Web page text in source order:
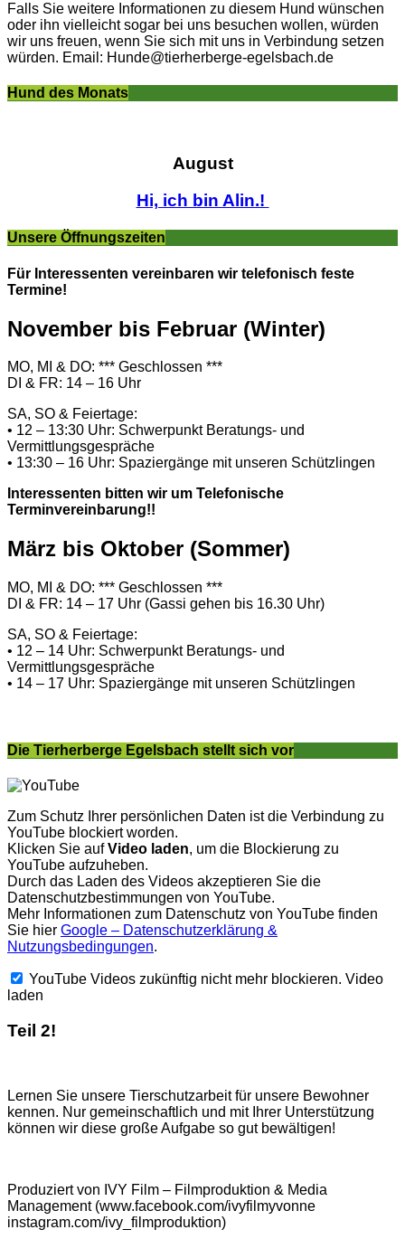
Falls Sie weitere Informationen zu diesem Hund wünschen
oder ihn vielleicht sogar bei uns besuchen wollen, würden
wir uns freuen, wenn Sie sich mit uns in Verbindung setzen
würden. Email: Hunde@tierherberge-egelsbach.de
Hund des Monats
August
Hi, ich bin Alin.!
Unsere Öffnungszeiten
Für Interessenten vereinbaren wir telefonisch feste
Termine!
November bis Februar (Winter)
MO, MI & DO: *** Geschlossen ***
DI & FR: 14 – 16 Uhr
SA, SO & Feiertage:
• 12 – 13:30 Uhr: Schwerpunkt Beratungs- und
Vermittlungsgespräche
• 13:30 – 16 Uhr: Spaziergänge mit unseren Schützlingen
Interessenten bitten wir um Telefonische
Terminvereinbarung!!
März bis Oktober (Sommer)
MO, MI & DO: *** Geschlossen ***
DI & FR: 14 – 17 Uhr (Gassi gehen bis 16.30 Uhr)
SA, SO & Feiertage:
• 12 – 14 Uhr: Schwerpunkt Beratungs- und
Vermittlungsgespräche
• 14 – 17 Uhr: Spaziergänge mit unseren Schützlingen
Die Tierherberge Egelsbach stellt sich vor
Zum Schutz Ihrer persönlichen Daten ist die Verbindung zu
YouTube blockiert worden.
Klicken Sie aufVideo laden, um die Blockierung zu
YouTube aufzuheben.
Durch das Laden des Videos akzeptieren Sie die
Datenschutzbestimmungen von YouTube.
Mehr Informationen zum Datenschutz von YouTube finden
Sie hier Google – Datenschutzerklärung &
Nutzungsbedingungen.
YouTube Videos zukünftig nicht mehr blockieren. Video
laden
Teil 2!
Lernen Sie unsere Tierschutzarbeit für unsere Bewohner
kennen. Nur gemeinschaftlich und mit Ihrer Unterstützung
können wir diese große Aufgabe so gut bewältigen!
Produziert von IVY Film – Filmproduktion & Media
Management (www.facebook.com/ivyfilmyvonne
instagram.com/ivy_filmproduktion)